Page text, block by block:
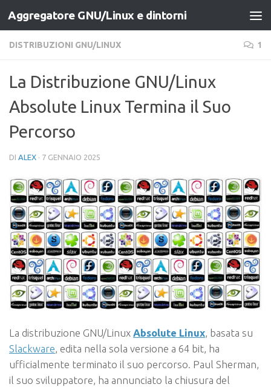
Salta al contenuto
Aggregatore GNU/Linux e dintorni
DISTRIBUZIONI GNU/LINUX 1
La Distribuzione GNU/Linux
Absolute Linux Termina il Suo
Percorso
DI ALEX · 7 GENNAIO 2025
La distribuzione GNU/Linux Absolute Linux, basata su
Slackware, edita nella sola versione a 64 bit, ha
ufficialmente terminato il suo percorso. Paul Sherman,
il suo sviluppatore, ha annunciato la chiusura del